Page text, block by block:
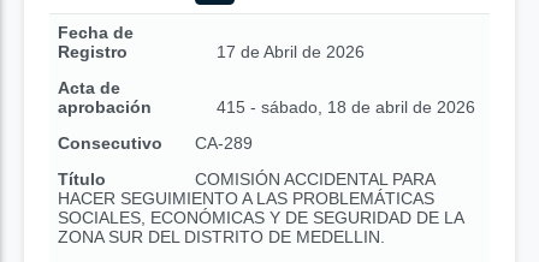
Fecha de
Registro
17 de Abril de 2026
Acta de
aprobación
415 - sábado, 18 de abril de 2026
Consecutivo
CA-289
Título
COMISIÓN ACCIDENTAL PARA
HACER SEGUIMIENTO A LAS PROBLEMÁTICAS
SOCIALES, ECONÓMICAS Y DE SEGURIDAD DE LA
ZONA SUR DEL DISTRITO DE MEDELLIN.